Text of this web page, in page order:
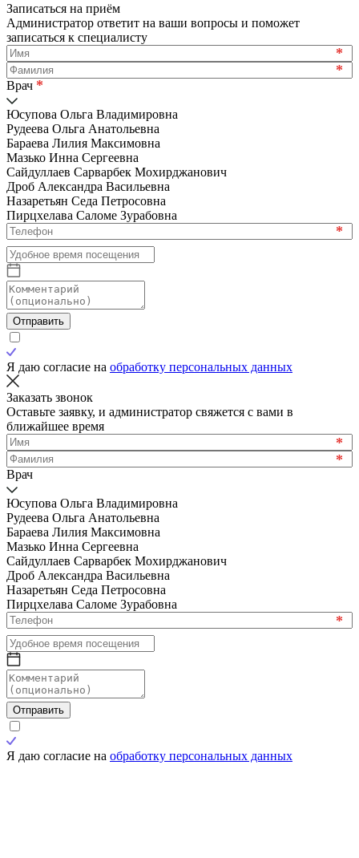
Записаться на приём
Администратор ответит на ваши вопросы и поможет
записаться к специалисту
*
*
Врач *
Юсупова Ольга Владимировна
Рудеева Ольга Анатольевна
Бараева Лилия Максимовна
Мазько Инна Сергеевна
Сайдуллаев Сарварбек Мохирджанович
Дроб Александра Васильевна
Назаретьян Седа Петросовна
Пирцхелава Саломе Зурабовна
*
Отправить
Я даю согласие на обработку персональных данных
Заказать звонок
Оставьте заявку, и администратор свяжется с вами в
ближайшее время
*
*
Врач
Юсупова Ольга Владимировна
Рудеева Ольга Анатольевна
Бараева Лилия Максимовна
Мазько Инна Сергеевна
Сайдуллаев Сарварбек Мохирджанович
Дроб Александра Васильевна
Назаретьян Седа Петросовна
Пирцхелава Саломе Зурабовна
*
Отправить
Я даю согласие на обработку персональных данных